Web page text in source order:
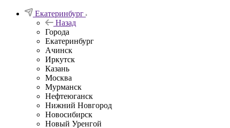
Екатеринбург
Назад
Города
Екатеринбург
Ачинск
Иркутск
Казань
Москва
Мурманск
Нефтеюганск
Нижний Новгород
Новосибирск
Новый Уренгой